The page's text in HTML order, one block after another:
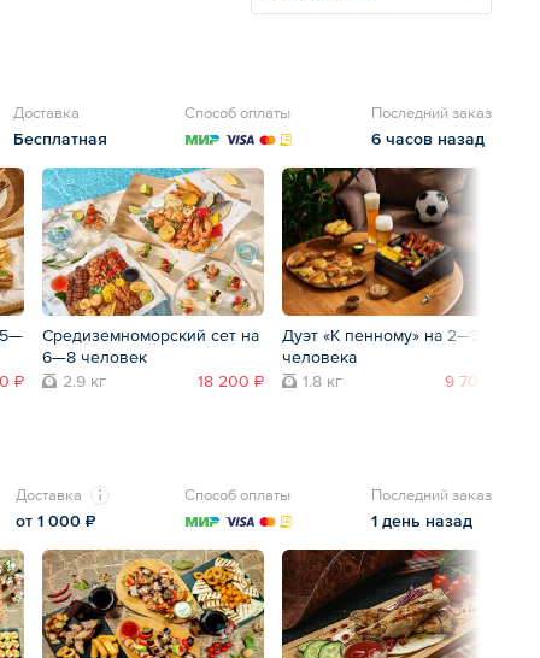
Доставка
Бесплатная
Способ оплаты Последний заказ
6 часов назад
5—
₽
Средиземноморский сет на
6—8 человек
2.9 кг
18 200 ₽
Дуэт «К пенному» на 2—3
человека
1.8 кг
9 700 ₽
Доставка
от 1 000 ₽
Способ оплаты Последний заказ
1 день назад